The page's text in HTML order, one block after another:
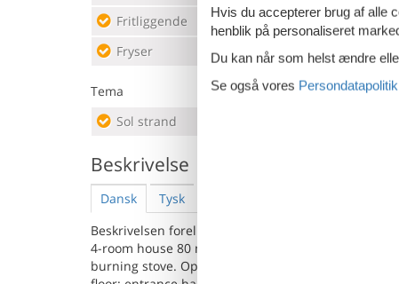
Fritliggende
Fryser
Ovn
Tema
Sol strand
Beskrivelse
Dansk Tysk
Beskrivelsen foreligger desværre ikke på Dansk.
4-room house 80 m2 on 2 levels. Stylish and
burning stove. Open kitchen (oven, dishwasher, 5
Hvis du accepterer brug af alle
henblik på personaliseret
Du kan når som helst ændre
Se også vores Persondatapolitik